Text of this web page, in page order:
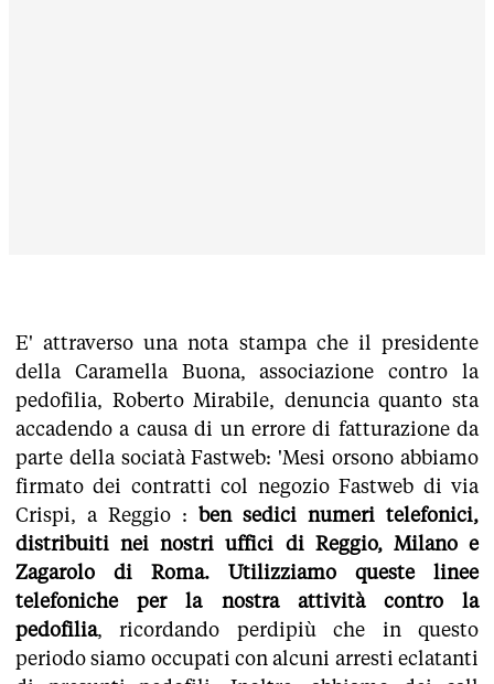
E' attraverso una nota stampa che il presidente
della Caramella Buona, associazione contro la
pedofilia, Roberto Mirabile, denuncia quanto sta
accadendo a causa di un errore di fatturazione da
parte della sociatà Fastweb: 'Mesi orsono abbiamo
firmato dei contratti col negozio Fastweb di via
Crispi, a Reggio : ben sedici numeri telefonici,
distribuiti nei nostri uffici di Reggio, Milano e
Zagarolo di Roma. Utilizziamo queste linee
telefoniche per la nostra attività contro la
pedofilia, ricordando perdipiù che in questo
periodo siamo occupati con alcuni arresti eclatanti